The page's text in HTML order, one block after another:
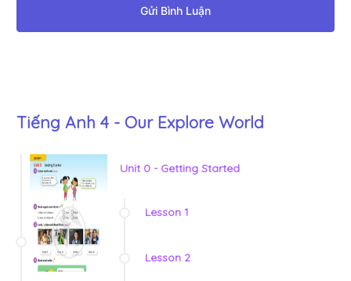
Gửi Bình Luận
Tiếng Anh 4 - Our Explore World
Unit 0 - Getting Started
Lesson 1
Lesson 2